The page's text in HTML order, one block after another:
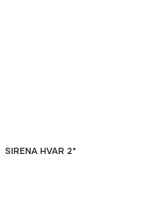
SIRENA HVAR 2*